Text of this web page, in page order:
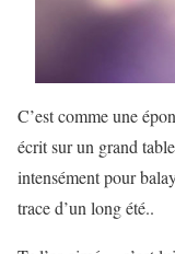
C’est comme une
écrit sur un grand
intensément pour
trace d’un long été..